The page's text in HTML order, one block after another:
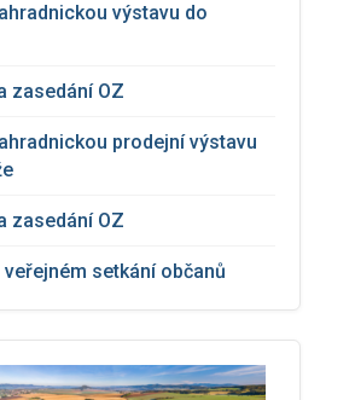
výstavu do
zasedání OZ
prodejní výstavu
zasedání OZ
veřejném setkání občanů